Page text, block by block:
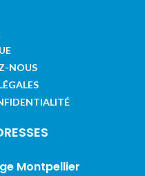
NOUS
Montpellier